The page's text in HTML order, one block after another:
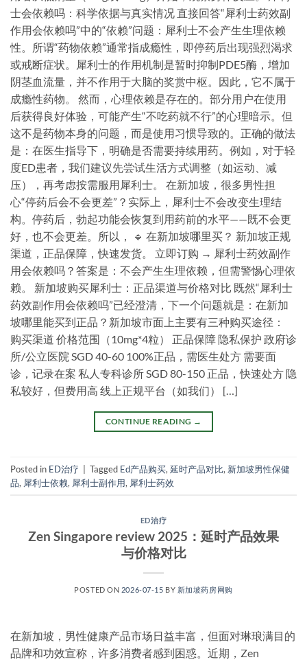
士会依赖吗：科学依据与真实情况 直接回答“犀利士药效副
作用会依赖吗”中的“依赖”问题：犀利士不会产生生理依赖
性。所谓“药物依赖”通常指成瘾性，即停药后出现强烈渴求
或戒断症状。犀利士的作用机制是暂时抑制PDE5酶，增加
阴茎血流量，并不作用于大脑的奖赏中枢。因此，它不属于
成瘾性药物。 然而，心理依赖是存在的。部分用户在使用
后获得良好体验，可能产生“不吃药就不行”的心理暗示。但
这不是药物本身的问题，而是使用习惯导致的。正确的做法
是：在医生指导下，明确是否需要持续用药。例如，对于轻
度ED患者，我们建议先尝试生活方式调整（如运动、减
压），再考虑按需服用犀利士。 在新加坡，很多男性担
心“停药后会不会更差”？实际上，犀利士不会改变生理结
构。停药后，勃起功能会恢复到用药前的水平——既不会更
好，也不会更差。所以， 🔹 在新加坡哪里买？ 新加坡正规
渠道，正品保障，快速发货。 立即订购 → 犀利士药效副作
用会依赖吗？答案是：不会产生生理依赖，但需警惕心理依
赖。 新加坡购买犀利士：正品渠道与价格对比 既然“犀利士
药效副作用会依赖吗”已经澄清，下一个问题就是：在新加
坡哪里能买到正品？新加坡市面上主要有三种购买途径：
购买渠道 价格范围（10mg*4粒） 正品保障 隐私保护 政府诊
所/公立医院 SGD 40-60 100%正品，需医生处方 需要面
诊，记录在案 私人专科诊所 SGD 80-150 正品，快速处方 隐
私较好，但费用高 线上正规平台（如我们） […]
CONTINUE READING →
Posted in ED治疗 Tagged Ed产品购买, 延时产品对比, 新加坡男性保健
品, 犀利士依赖, 犀利士副作用, 犀利士药效
ED治疗
Zen Singapore review 2025：延时产品效果
与价格对比
POSTED ON 2026-07-15 BY 新加坡药房网购
在新加坡，男性健康产品市场日益丰富，但面对琳琅满目的
品牌和功效宣称，许多消费者感到困惑。近期，Zen